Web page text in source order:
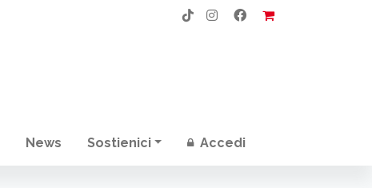
News Sostienici Accedi